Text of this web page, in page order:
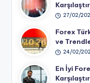
27/02/
Forex
ve
24/02/
En İyi